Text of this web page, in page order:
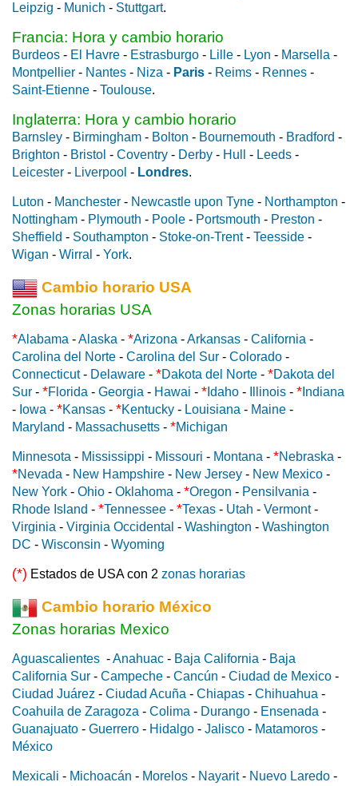
Leipzig - Munich - Stuttgart.
Francia: Hora y cambio horario
Burdeos - El Havre - Estrasburgo - Lille - Lyon - Marsella -
Montpellier - Nantes - Niza - Paris - Reims - Rennes -
Saint-Etienne - Toulouse.
Inglaterra: Hora y cambio horario
Barnsley - Birmingham - Bolton - Bournemouth - Bradford -
Brighton - Bristol - Coventry - Derby - Hull - Leeds -
Leicester - Liverpool - Londres.
Luton - Manchester - Newcastle upon Tyne - Northampton -
Nottingham - Plymouth - Poole - Portsmouth - Preston -
Sheffield - Southampton - Stoke-on-Trent- Teesside -
Wigan - Wirral - York.
Cambio horario USA
Zonas horarias USA
*Alabama -Alaska - *Arizona -Arkansas - California -
Carolina del Norte - Carolina del Sur - Colorado -
Connecticut- Delaware - *Dakota del Norte - *Dakota del
Sur - *Florida - Georgia - Hawai - * Idaho - Illinois - * Indiana
- Iowa - *Kansas - *Kentucky - Louisiana - Maine -
Maryland - Massachusetts - *Michigan
Minnesota - Mississippi - Missouri - Montana - *Nebraska -
*Nevada - New Hampshire - New Jersey - New Mexico -
New York - Ohio - Oklahoma - *Oregon - Pensilvania -
Rhode Island - *Tennessee - *Texas - Utah - Vermont-
Virginia - Virginia Occidental - Washington - Washington
DC - Wisconsin - Wyoming
(*) Estados de USA con 2 zonas horarias
Cambio horario México
Zonas horarias Mexico
Aguascalientes -Anahuac - Baja California - Baja
California Sur - Campeche - Cancún - Ciudad de Mexico -
Ciudad Juárez - Ciudad Acuña - Chiapas - Chihuahua -
Coahuila de Zaragoza - Colima - Durango - Ensenada -
Guanajuato - Guerrero - Hidalgo - Jalisco - Matamoros -
México
Mexicali - Michoacán - Morelos - Nayarit- Nuevo Laredo -